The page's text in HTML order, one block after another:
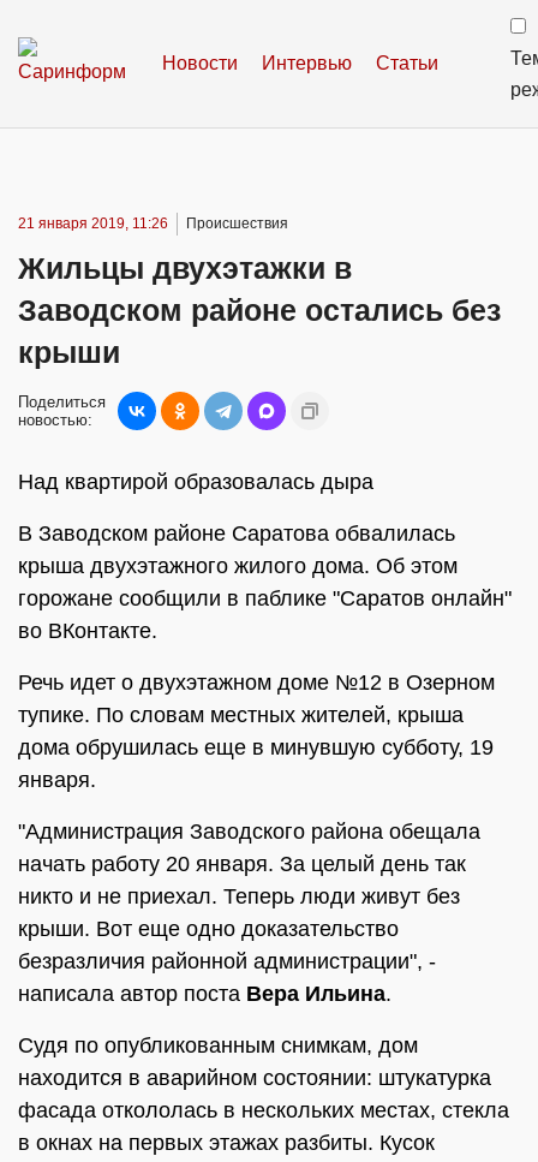
Новости Интервью Статьи
21 января 2019, 11:26 Происшествия
Жильцы двухэтажки в
Заводском районе остались без
крыши
Поделиться
новостью:
Над квартирой образовалась дыра
В Заводском районе Саратова обвалилась
крыша двухэтажного жилого дома. Об этом
горожане сообщили в паблике "Саратов онлайн"
во ВКонтакте.
Речь идет о двухэтажном доме №12 в Озерном
тупике. По словам местных жителей, крыша
дома обрушилась еще в минувшую субботу, 19
января.
"Администрация Заводского района обещала
начать работу 20 января. За целый день так
никто и не приехал. Теперь люди живут без
крыши. Вот еще одно доказательство
безразличия районной администрации", -
написала автор поста Вера Ильина.
Судя по опубликованным снимкам, дом
находится в аварийном состоянии: штукатурка
фасада откололась в нескольких местах, стекла
в окнах на первых этажах разбиты. Кусок